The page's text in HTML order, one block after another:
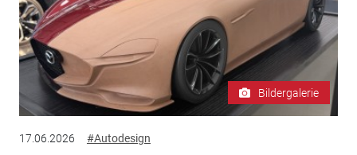
Bildergalerie
17.06.2026 #Autodesign